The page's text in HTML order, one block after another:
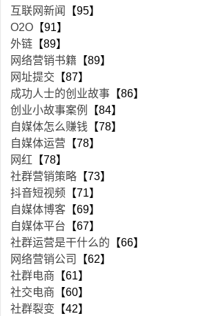
互联网新闻
【95】
O2O 【91】
外链 【89】
网络营销书籍 【89】
网址提交 【87】
成功人士的创业故事 【86】
创业小故事案例
【84】
自媒体怎么赚钱 【78】
自媒体运营 【78】
网红 【78】
社群营销策略 【73】
抖音短视频 【71】
自媒体博客 【69】
自媒体平台 【67】
社群运营是干什么的 【66】
网络营销公司
【62】
社群电商 【61】
社交电商 【60】
社群裂变 【42】